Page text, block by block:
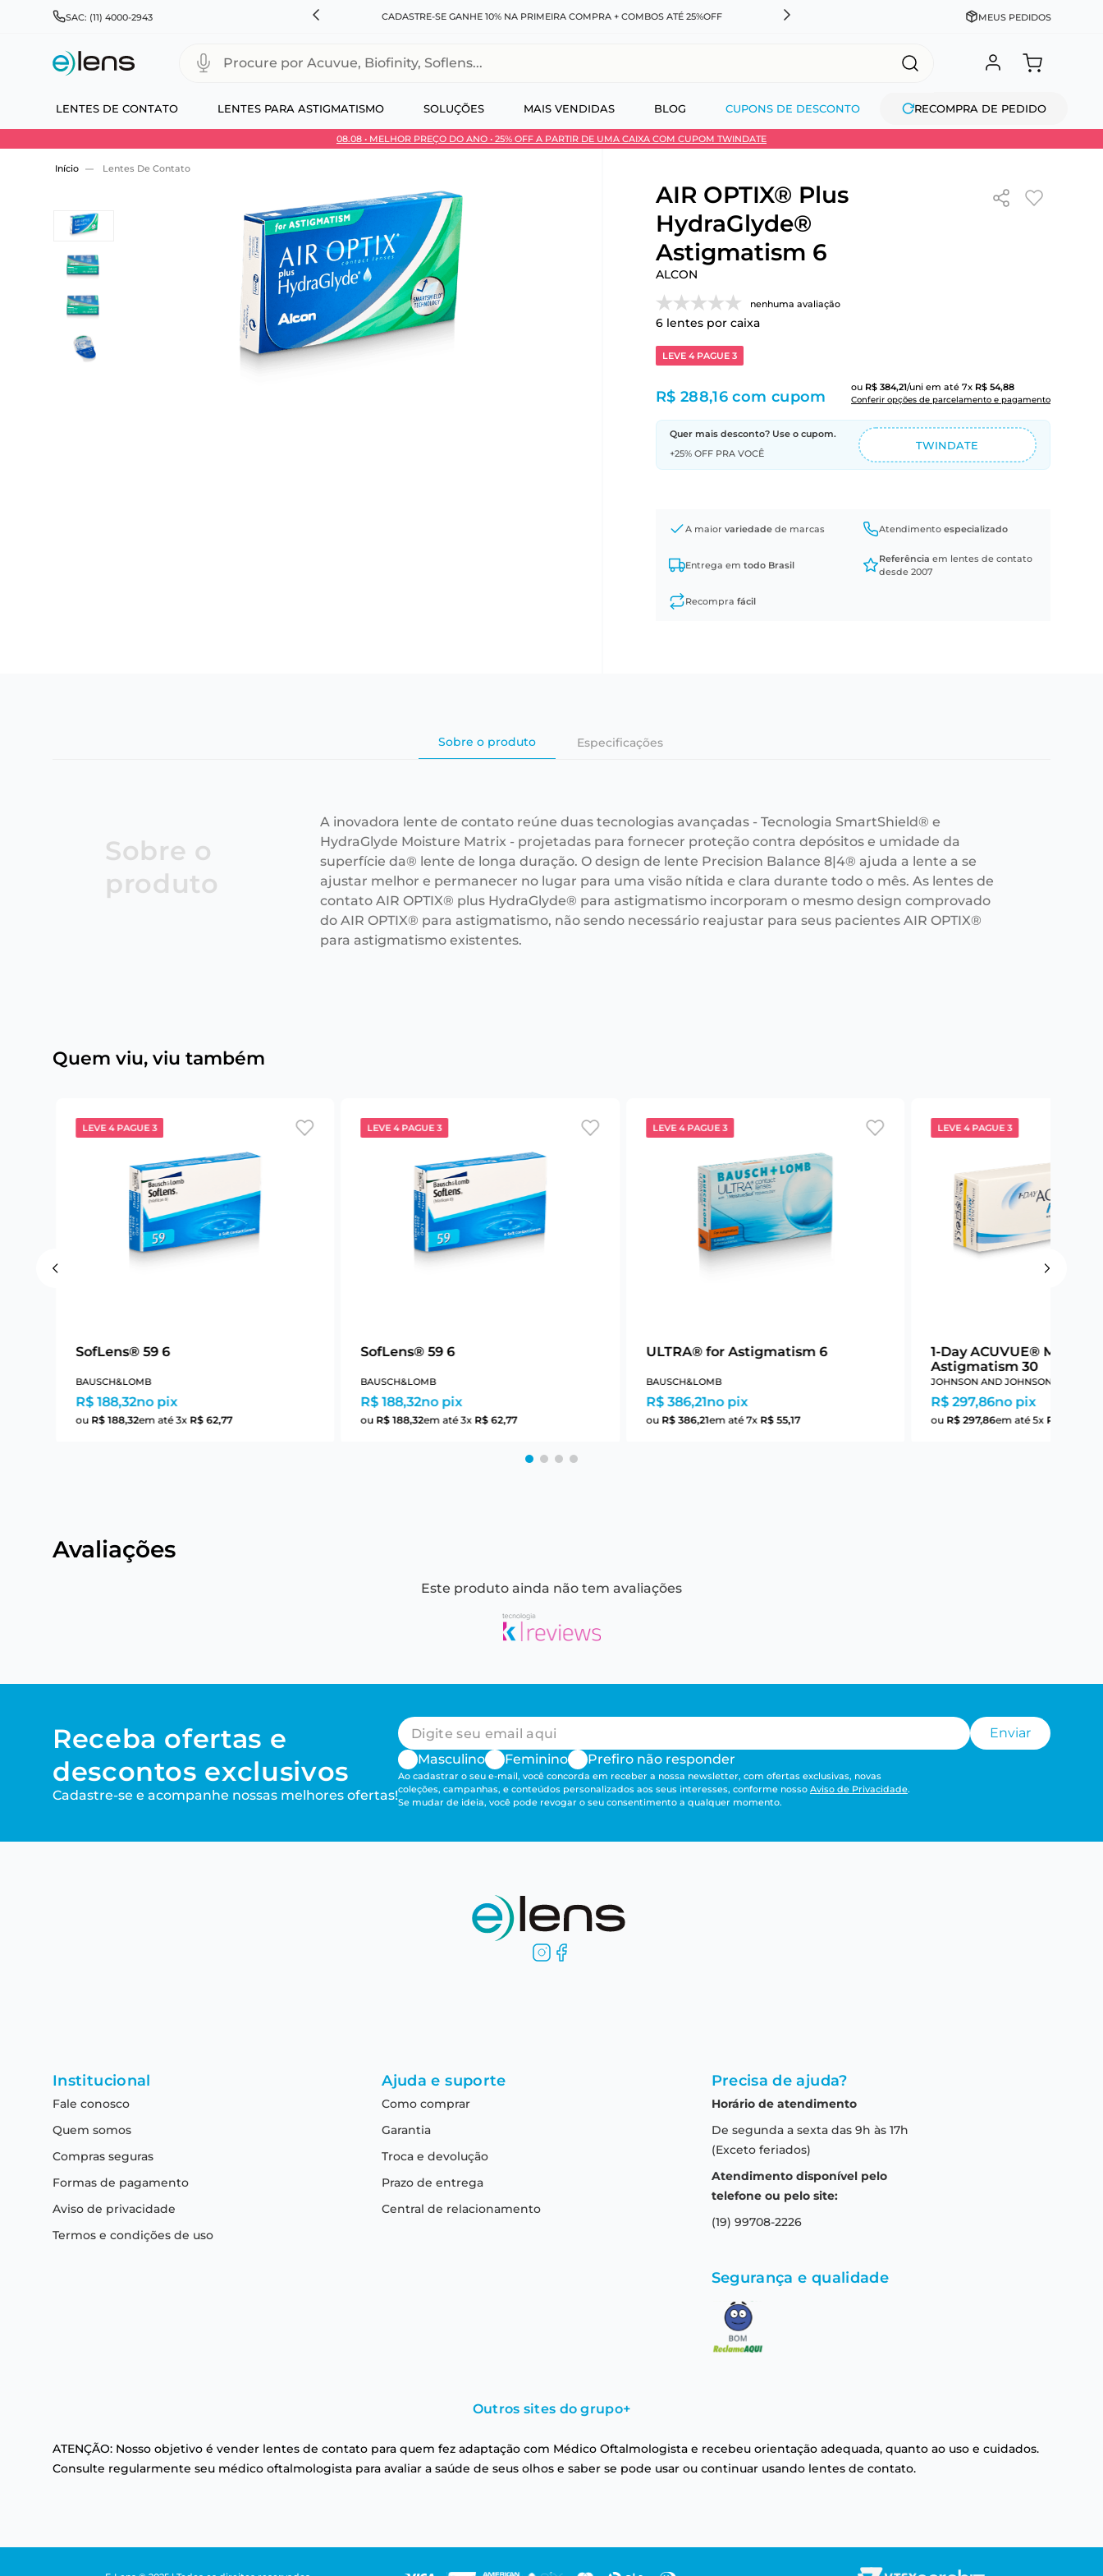
SAC: (11) 4000-2943
10% NA PRIMEIRA COMPRA + COMBOS ATÉ 25%OFF DESCONTO NO PIX OU À VISTA + PARCELAMENTO EM ATÉ 10X SEM JUROS GANHE MAIS R$150 NAS COMPRAS ACIMA DE
MEUS PEDIDOS
LENTES DE CONTATO LENTES PARA ASTIGMATISMO SOLUÇÕES MAIS VENDIDAS BLOG CUPONS DE DESCONTO RECOMPRA DE PEDIDO
Procure por Acuvue, Biofinity, Soflens...
08.08 • MELHOR PREÇO DO ANO • 25% OFF A PARTIR DE UMA CAIXA COM CUPOM TWINDATE
Use 30HOJE e ganhe 30% OFF + economia extra no Pix
Lentes De Contato
AIR OPTIX® Plus
HydraGlyde®
Astigmatism 6
ALCON
nenhuma avaliação
6lentes por caixa
LEVE 4 PAGUE 3
R$ 288,16 com cupom
ou R$ 384,21/uni em até 7x R$ 54,88
Conferir opções de parcelamento e pagamento
Quer mais desconto? Use o cupom.
+25% OFF PRA VOCÊ
TWINDATE
A maior variedadede marcas Atendimentoespecializado
Entrega em todo Brasil
Referência em lentes de contato
desde 2007
Recompra fácil
Sobre o produto Especificações
Sobre o
produto
A inovadora lente de contato reúne duas tecnologias avançadas - Tecnologia SmartShield® e
HydraGlyde Moisture Matrix - projetadas para fornecer proteção contra depósitos e umidade da
superfície da® lente de longa duração. O design de lente Precision Balance 8|4® ajuda a lente a se
ajustar melhor e permanecer no lugar para uma visão nítida e clara durante todo o mês. As lentes de
contato AIR OPTIX® plus HydraGlyde® para astigmatismo incorporam o mesmo design comprovado
do AIR OPTIX® para astigmatismo, não sendo necessário reajustar para seus pacientes AIR OPTIX®
para astigmatismo existentes.
Quem viu, viu também
LEVE 4 PAGUE 3
SofLens® 59 6
BAUSCH&LOMB
R$ 188,32no pix
ou R$ 188,32em até3x R$ 62,77
LEVE 4 PAGUE 3
SofLens® 59 6
BAUSCH&LOMB
R$ 188,32no pix
ou R$ 188,32em até3x R$ 62,77
LEVE 4 PAGUE 3
ULTRA® for Astigmatism 6
BAUSCH&LOMB
R$ 386,21no pix
ou R$ 386,21em até7x R$ 55,17
LEVE 4 PAGUE 3
1-Day ACUVUE® Moist
Astigmatism 30
JOHNSON AND JOHNSON
R$ 297,86no pix
ou R$ 297,86em até5x R$
Avaliações
Este produto ainda não tem avaliações
Receba ofertas e
descontos exclusivos
Cadastre-se e acompanhe nossas melhores ofertas!
Enviar
Masculino
Feminino Prefiro não responder
Ao cadastrar o seu e-mail, você concorda em receber a nossa newsletter, com ofertas exclusivas, novas
coleções, campanhas, e conteúdos personalizados aos seus interesses, conforme nosso Aviso de Privacidade.
Se mudar de ideia, você pode revogar o seu consentimento a qualquer momento.
Institucional
Fale conosco
Quem somos
Compras seguras
Formas de pagamento
Aviso de privacidade
Termos e condições de uso
Ajuda e suporte
Como comprar
Garantia
Troca e devolução
Prazo de entrega
Central de relacionamento
Precisa de ajuda?
Horário de atendimento
De segunda a sexta das 9h às 17h
(Exceto feriados)
Atendimento disponível pelo
telefone ou pelo site:
(19) 99708-2226
Segurança e qualidade
Outros sites do grupo+
ATENÇÃO: Nosso objetivo é vender lentes de contato para quem fez adaptação com Médico Oftalmologista e recebeu orientação adequada, quanto ao uso e cuidados.
Consulte regularmente seu médico oftalmologista para avaliar a saúde de seus olhos e saber se pode usar ou continuar usando lentes de contato.